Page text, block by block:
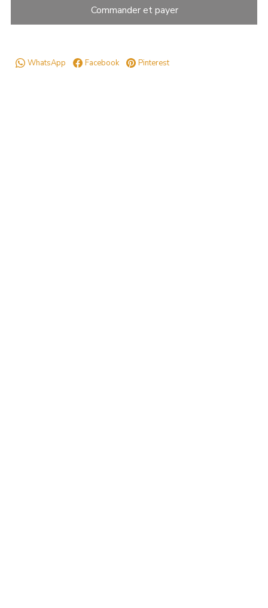
Commander et payer
Facebook
WhatsApp Pinterest